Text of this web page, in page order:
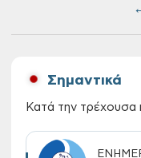
Σημαντικά
Κατά την τρέχουσα